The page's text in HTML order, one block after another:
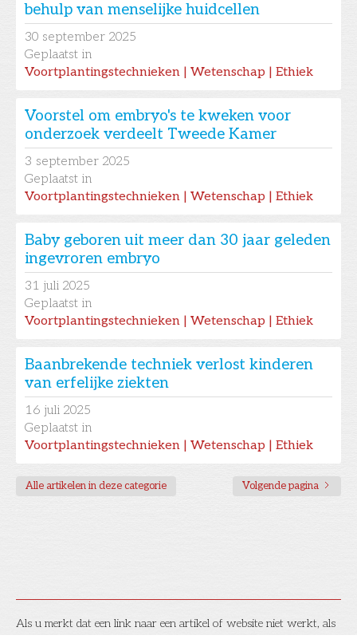
Als u merkt dat een link naar een artikel of website niet werkt, als
behulp van menselijke huidcellen
30 september 2025
Geplaatst in
Voortplantingstechnieken | Wetenschap | Ethiek
Voorstel om embryo's te kweken voor
onderzoek verdeelt Tweede Kamer
3 september 2025
Geplaatst in
Voortplantingstechnieken | Wetenschap | Ethiek
Baby geboren uit meer dan 30 jaar geleden
ingevroren embryo
31 juli 2025
Geplaatst in
Voortplantingstechnieken | Wetenschap | Ethiek
Baanbrekende techniek verlost kinderen
van erfelijke ziekten
16 juli 2025
Geplaatst in
Voortplantingstechnieken | Wetenschap | Ethiek
Alle artikelen in deze categorie Volgende pagina